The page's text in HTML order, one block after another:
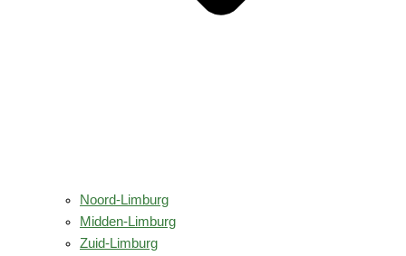
Noord-Limburg
Midden-Limburg
Zuid-Limburg